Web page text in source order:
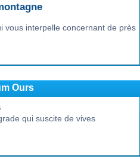
vous interpelle concernant de près
Ours
qui suscite de vives